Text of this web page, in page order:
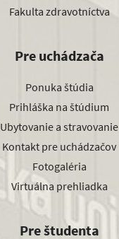
Fakulta zdravotníctva
Pre uchádzača
Ponuka štúdia
Prihláška na štúdium
Ubytovanie a stravovanie
Kontakt pre uchádzačov
Fotogaléria
Virtuálna prehliadka
Pre študenta